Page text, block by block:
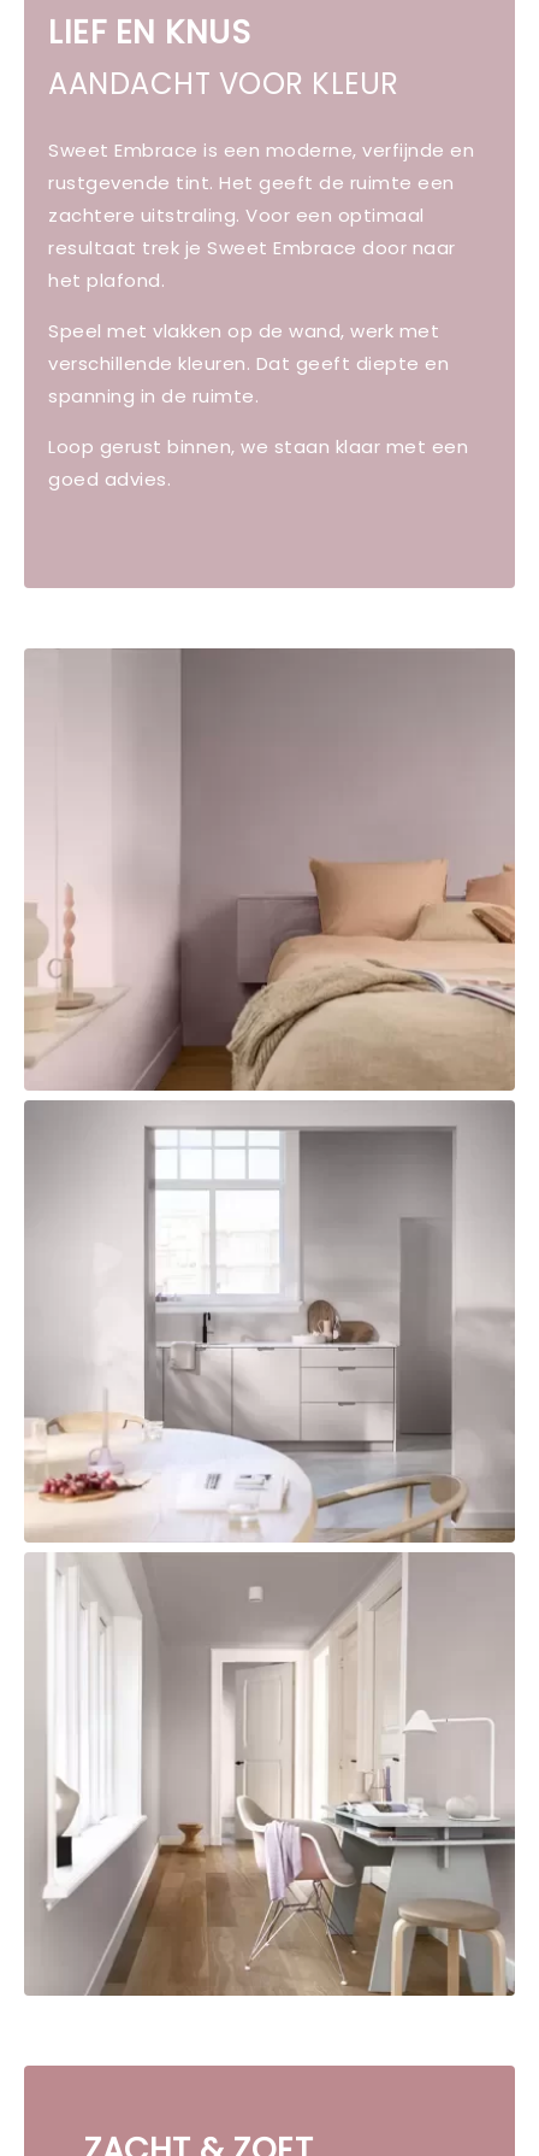
LIEF EN KNUS
AANDACHT VOOR KLEUR
Sweet Embrace is een moderne, verfijnde en
rustgevende tint. Het geeft de ruimte een
zachtere uitstraling. Voor een optimaal
resultaat trek je Sweet Embrace door naar
het plafond.
Speel met vlakken op de wand, werk met
verschillende kleuren. Dat geeft diepte en
spanning in de ruimte.
Loop gerust binnen, we staan klaar met een
goed advies.